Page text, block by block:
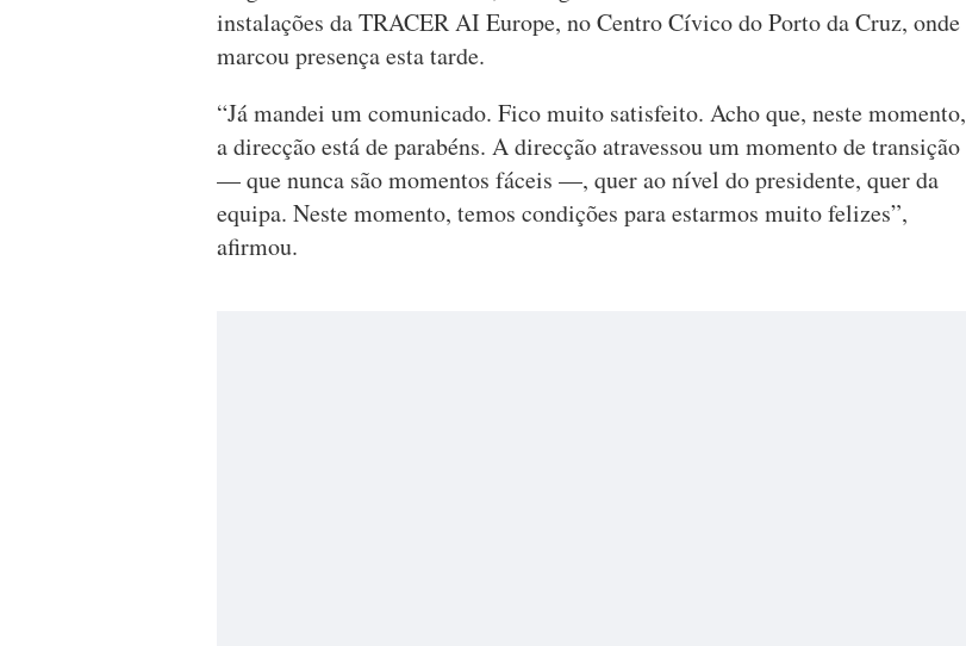
instalações da TRACER AI Europe, no Centro Cívico do Porto da Cruz, onde
marcou presença esta tarde.
“Já mandei um comunicado. Fico muito satisfeito. Acho que, neste momento,
a direcção está de parabéns. A direcção atravessou um momento de transição
— que nunca são momentos fáceis —, quer ao nível do presidente, quer da
equipa. Neste momento, temos condições para estarmos muito felizes”,
afirmou.